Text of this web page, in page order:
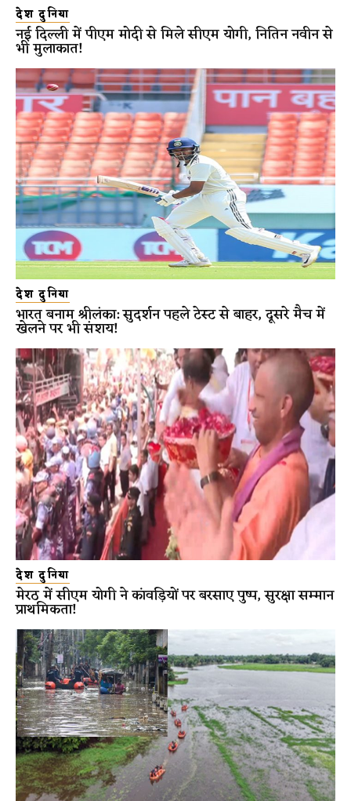
देश दुनिया
नई दिल्ली में पीएम मोदी से मिले सीएम योगी, नितिन नवीन से
भी मुलाकात!
देश दुनिया
भारत बनाम श्रीलंका: सुदर्शन पहले टेस्ट से बाहर, दूसरे मैच में
खेलने पर भी संशय!
देश दुनिया
मेरठ में सीएम योगी ने कांवड़ियों पर बरसाए पुष्प, सुरक्षा सम्मान
प्राथमिकता!